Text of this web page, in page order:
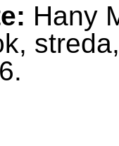
Hany